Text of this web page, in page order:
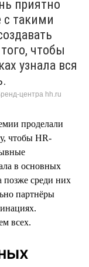
приятно
с такими
чтобы
узнала вся
центра hh.ru
проделали
чтобы HR-
в основных
позже среди них
партнёры
всех.